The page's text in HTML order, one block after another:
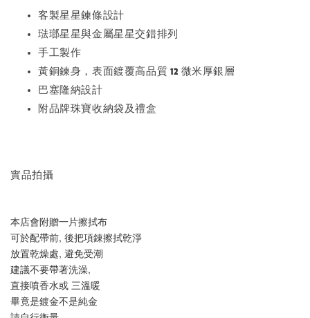
客製星星鍊條設計
琺瑯星星與金屬星星交錯排列
手工製作
黃銅鍊身，表面鍍覆高品質 12 微米厚銀層
巴塞隆納設計
附品牌珠寶收納袋及禮盒
實品拍攝
本店會附贈一片擦拭布
可於配帶前, 後把項錬擦拭乾淨
放置乾燥處, 避免受潮
建議不要帶著洗澡,
直接噴香水或 三溫暖
畢竟是鍍金不是純金